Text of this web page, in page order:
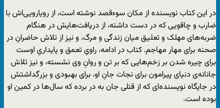
در این کتاب نویسنده از مکان سوءقصد نوشته است، از رویارویی‌اش با
ضارب و چاقویی که در دست داشته، از دریافت‌هایش‌ در هنگام
ضربه‌های مهلک و تعلیق میان زندگی و مرگ، و نیز از تلاش حاضرانِ در
صحنه برای مهار مهاجم. کتاب در ادامه، راویِ تعمق و پایداریِ اوست
برای چیره شدن بر زخم‌هایی که بر تن‌ و روانِ وی نشسته، و نیز تلاش
جانانه‌ی دنیای پیرامون برای نجات جانِ او، برای بهبودی و بزرگداشتش
در جایگاه نویسنده‌ای که از قتلی جان به در برده که سال‌ها در کمین او
بوده است.